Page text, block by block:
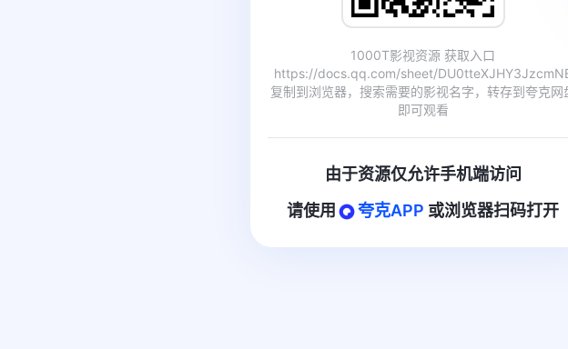
1000T影视资源 获取入口
https://docs.qq.com/sheet/
复制到浏览器，搜索需要的影视名字，转存到夸克网
即可观看
由于资源仅允许手机端访问
请使用
夸克APP 或浏览器扫码打开